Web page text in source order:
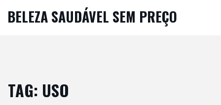
BELEZA SAUDÁVEL SEM PREÇO
TAG: USO